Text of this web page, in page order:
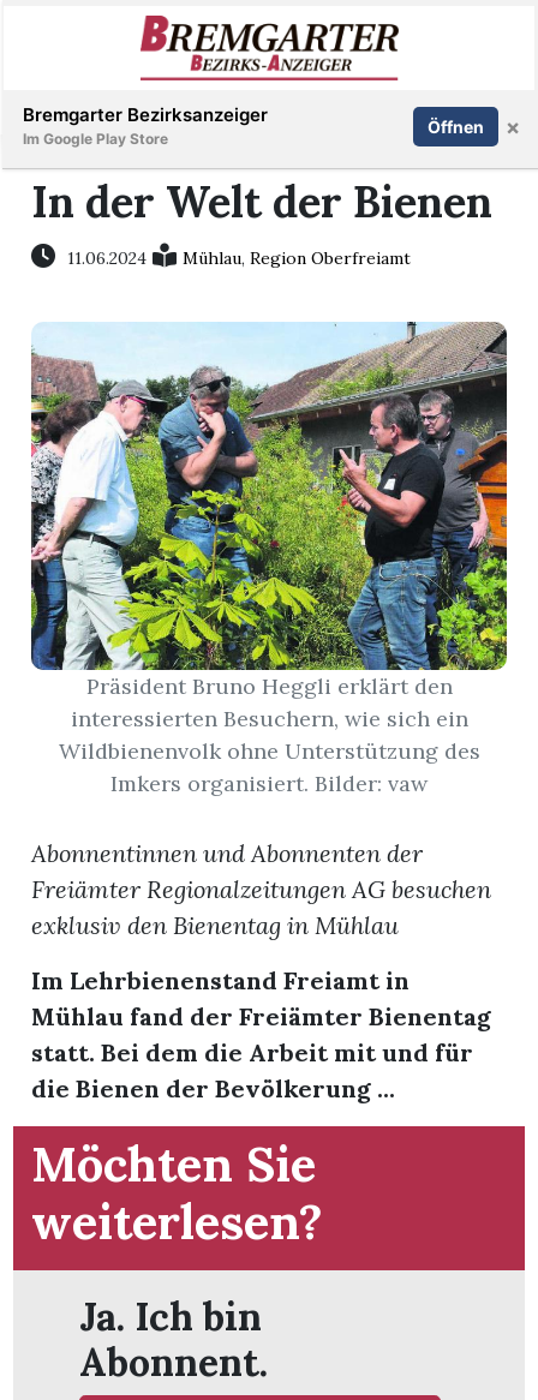
Immobilien
Stellen
E-
Paper
Newsletter
App
Bremgarten
Inserieren Abonnieren Anmelden
In der Welt der Bienen
11.06.2024 Mühlau,Region Oberfreiamt
Präsident Bruno Heggli erklärt den
interessierten Besuchern, wie sich ein
Wildbienenvolk ohne Unterstützung des
Imkers organisiert. Bilder: vaw
Abonnentinnen und Abonnenten der
Freiämter Regionalzeitungen AG besuchen
exklusiv den Bienentag in Mühlau
Im Lehrbienenstand Freiamt in
Mühlau fand der Freiämter Bienentag
statt. Bei dem die Arbeit mit und für
die Bienen der Bevölkerung ...
Möchten Sie
weiterlesen?
Ja. Ich bin
Abonnent.
Bremgarter Bezirksanzeiger
Im Google Play Store
Öffnen ×